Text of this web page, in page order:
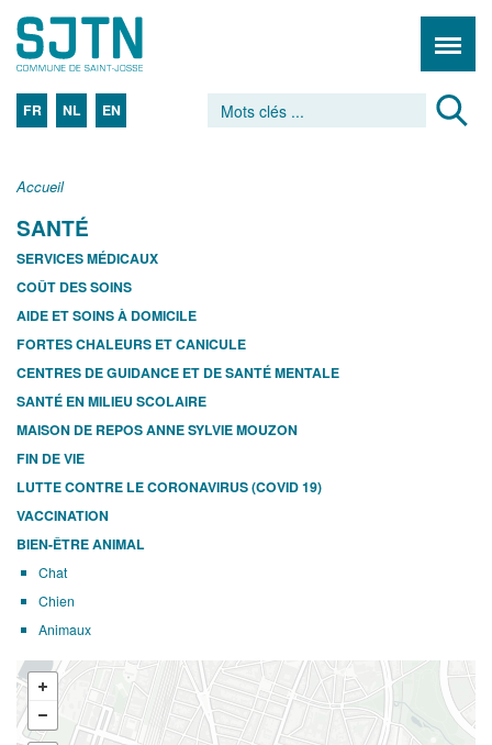
FR NL EN
Accueil
SANTÉ
SERVICES MÉDICAUX
COÛT DES SOINS
AIDE ET SOINS À DOMICILE
FORTES CHALEURS ET CANICULE
CENTRES DE GUIDANCE ET DE SANTÉ MENTALE
SANTÉ EN MILIEU SCOLAIRE
MAISON DE REPOS ANNE SYLVIE MOUZON
FIN DE VIE
LUTTE CONTRE LE CORONAVIRUS (COVID 19)
VACCINATION
BIEN-ÊTRE ANIMAL
Chat
Chien
Animaux